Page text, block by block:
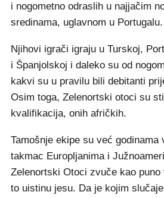
i nogometno odraslih u najjačim
sredinama, uglavnom u Portugalu.
Njihovi igrači igraju u Turskoj,
i Španjolskoj i daleko su od
kakvi su u pravilu bili debitanti
Osim toga, Zelenortski otoci su
kvalifikacija, onih afričkih.
Tamošnje ekipe su već godinama
takmac Europljanima i
Zelenortski Otoci zvuče kao
to uistinu jesu. Da je kojim